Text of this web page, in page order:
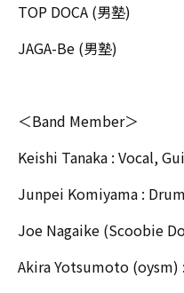
TOP DOCA (男塾)
JAGA-Be (男塾)
＜Band Member＞
Keishi Tanaka : Vocal,
Junpei Komiyama :
Joe Nagaike (Scoobie
Akira Yotsumoto